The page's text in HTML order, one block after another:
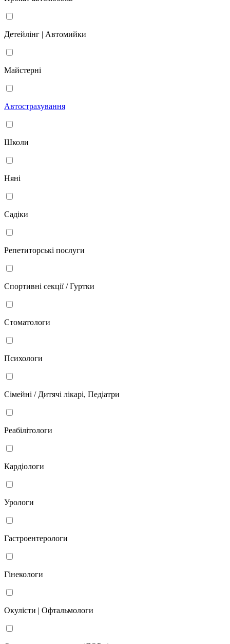
Детейлінг | Автомийки
Майстерні
Автострахування
Школи
Няні
Садіки
Репетиторські послуги
Спортивні секції / Гуртки
Стоматологи
Психологи
Сімейні / Дитячі лікарі, Педіатри
Реабілітологи
Кардіологи
Урологи
Гастроентерологи
Гінекологи
Окулісти | Офтальмологи